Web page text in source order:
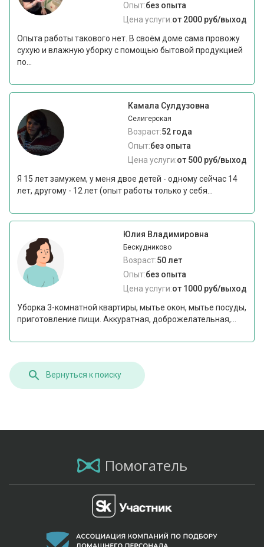
Опыт:без опыта
Цена услуги:от 2000 руб/выход
Опыта работы такового нет. В своём доме сама провожу
сухую и влажную уборку с помощью бытовой продукцией
по...
Камала Сулдузовна
Селигерская
Возраст:52 года
Опыт:без опыта
Цена услуги:от 500 руб/выход
Я 15 лет замужем, у меня двое детей - одному сейчас 14
лет, другому - 12 лет (опыт работы только у себя...
Юлия Владимировна
Бескудниково
Возраст:50 лет
Опыт:без опыта
Цена услуги:от 1000 руб/выход
Уборка 3-комнатной квартиры, мытье окон, мытье посуды,
приготовление пищи. Аккуратная, доброжелательная,...
Вернуться к поиску
Помогатель